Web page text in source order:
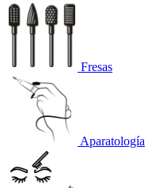
Fresas
Aparatología